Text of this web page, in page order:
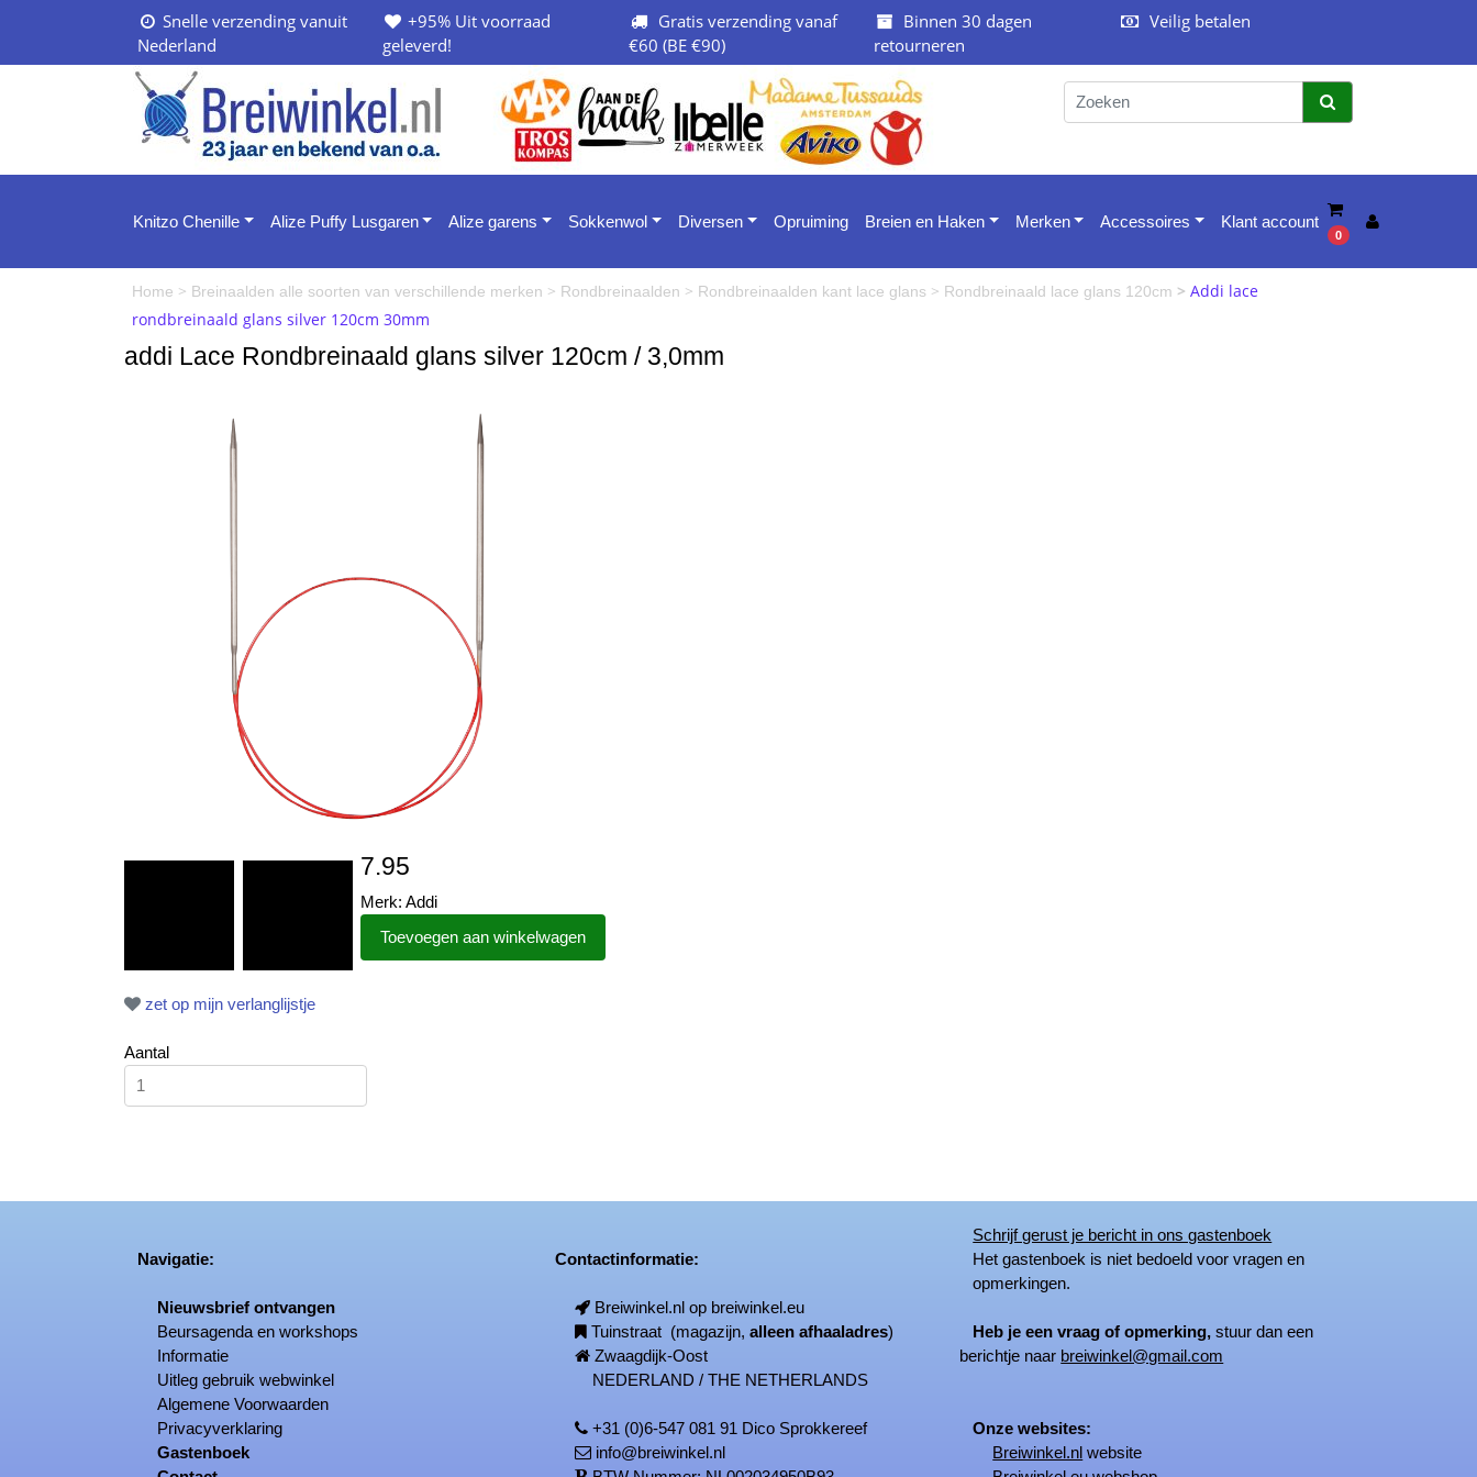
Snelle verzending vanuit
Nederland
+95% Uit voorraad
geleverd!
Gratis verzending vanaf
€60 (BE €90)
Binnen 30 dagen
retourneren
Veilig betalen
Knitzo Chenille Alize Puffy Lusgaren Alize garens Sokkenwol Diversen Opruiming Breien en Haken Merken Accessoires Klant account
0
Home > Breinaalden alle soorten van verschillende merken > Rondbreinaalden > Rondbreinaalden kant lace glans > Rondbreinaald lace glans 120cm > Addi lace
rondbreinaald glans silver 120cm 30mm
addi Lace Rondbreinaald glans silver 120cm / 3,0mm
7.95
Merk: Addi
zet op mijn verlanglijstje
Aantal
Navigatie:
Nieuwsbrief ontvangen
Beursagenda en workshops
Informatie
Uitleg gebruik webwinkel
Algemene Voorwaarden
Privacyverklaring
Gastenboek
Contactinformatie:
Breiwinkel.nl op breiwinkel.eu
Tuinstraat (magazijn,alleen afhaaladres)
Zwaagdijk-Oost
NEDERLAND / THE NETHERLANDS
+31 (0)6-547 081 91 Dico Sprokkereef
info@breiwinkel.nl
Schrijf gerust je bericht in ons gastenboek
Het gastenboek is niet bedoeld voor vragen en
opmerkingen.
Heb je een vraag of opmerking, stuur dan een
berichtje naar breiwinkel@gmail.com
Onze websites:
Breiwinkel.nl website